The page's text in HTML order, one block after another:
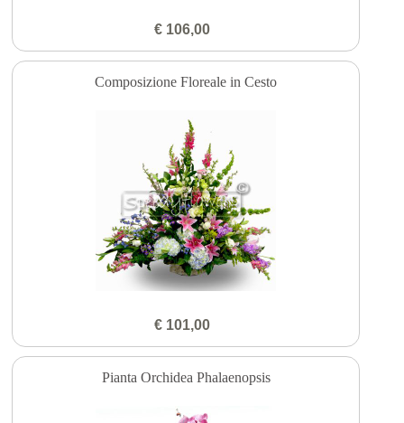
€ 106,00
Composizione Floreale in Cesto
€ 101,00
Pianta Orchidea Phalaenopsis